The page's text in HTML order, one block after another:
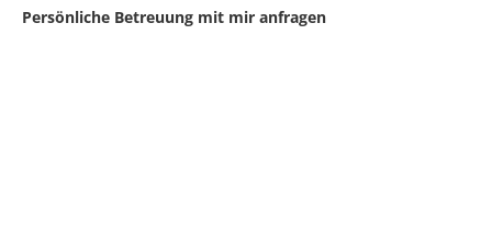
Persönliche Betreuung mit mir anfragen